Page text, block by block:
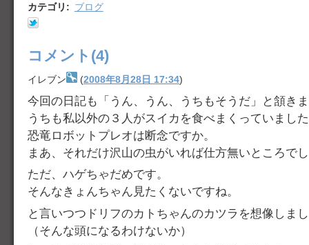
カテゴリ : ブログ
コメント(4)
イレブン (2008年8月28日 17:34)
今回の日記も「うん、うん、うちもそうだ」と頷き
うちも私以外の３人がスイカを食べまくっていまし
恐竜ロボットプレオは断念ですか。
まあ、それだけ沢山の虫がいれば仕方無いところで
ただ、ハゲちゃだめです。
そんなきょんちゃん見たくないですね。
と言いつつドリフのカトちゃんのカツラを想像しま
（そんな頭になるわけないか）